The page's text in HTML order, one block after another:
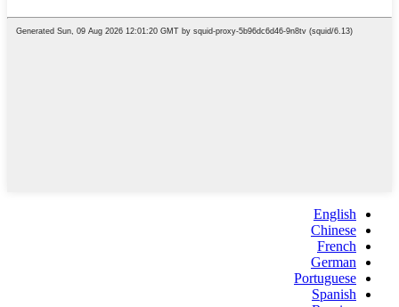
English
Chinese
French
German
Portuguese
Spanish